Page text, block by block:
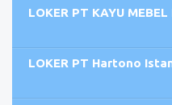
LOKER PT KAYU MEBEL
LOKER PT Hartono